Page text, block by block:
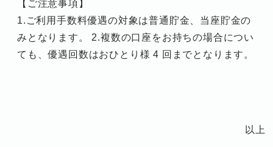
【ご注意事項】
1.ご利用手数料優遇の対象は普通貯金、当座貯金の
みとなります。 2.複数の口座をお持ちの場合につい
ても、優遇回数はおひとり様 4 回までとなります。
以上